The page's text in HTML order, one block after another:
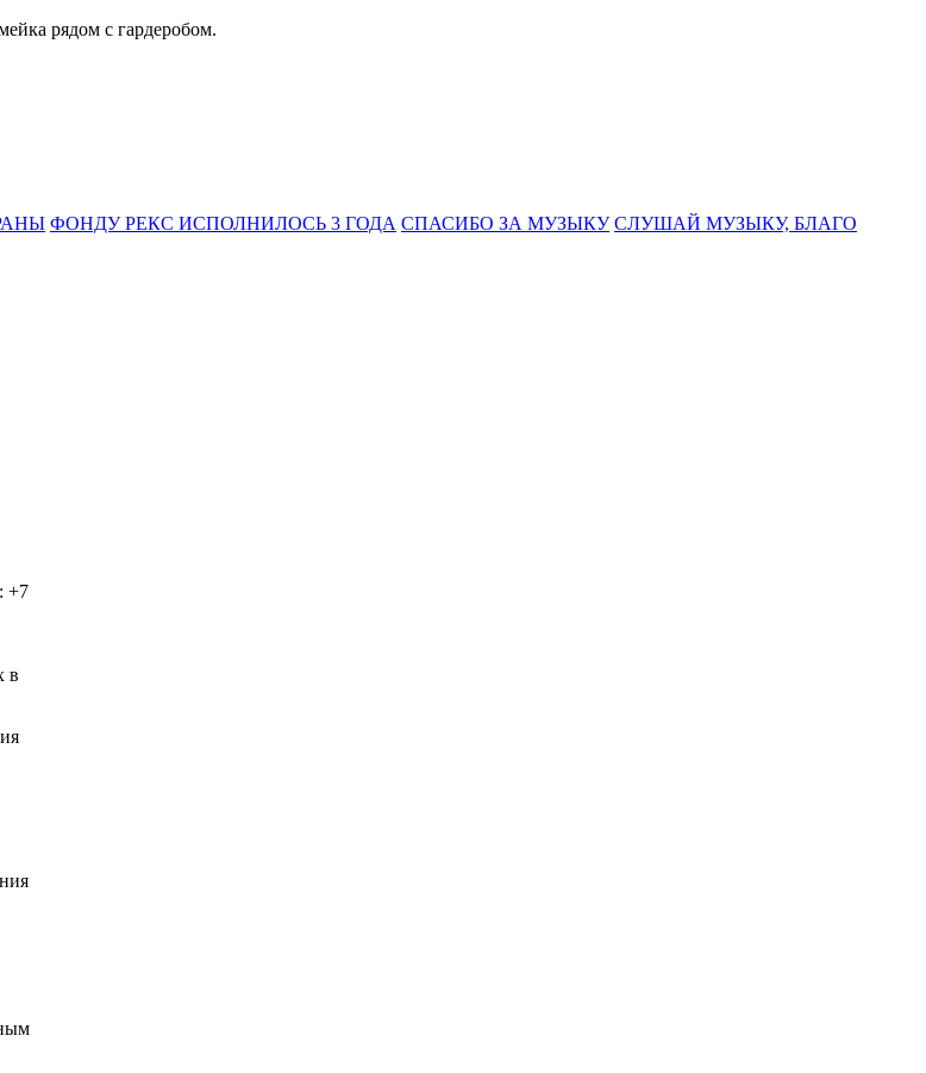
рядом с гардеробом.
ФОНДУ РЕКС ИСПОЛНИЛОСЬ 3 ГОДА СПАСИБО ЗА МУЗЫКУ СЛУШАЙ МУЗЫКУ, БЛАГО
+7
в